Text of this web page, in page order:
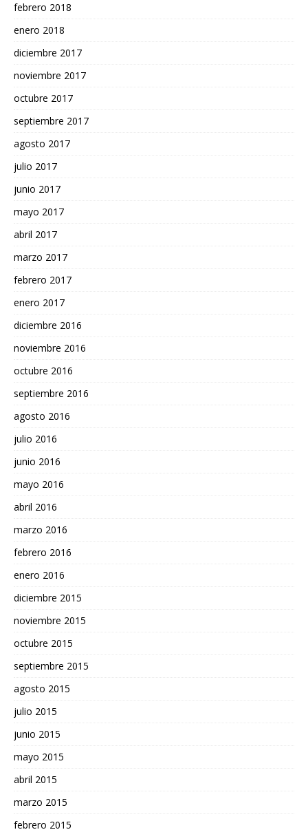
febrero 2018
enero 2018
diciembre 2017
noviembre 2017
octubre 2017
septiembre 2017
agosto 2017
julio 2017
junio 2017
mayo 2017
abril 2017
marzo 2017
febrero 2017
enero 2017
diciembre 2016
noviembre 2016
octubre 2016
septiembre 2016
agosto 2016
julio 2016
junio 2016
mayo 2016
abril 2016
marzo 2016
febrero 2016
enero 2016
diciembre 2015
noviembre 2015
octubre 2015
septiembre 2015
agosto 2015
julio 2015
junio 2015
mayo 2015
abril 2015
marzo 2015
febrero 2015